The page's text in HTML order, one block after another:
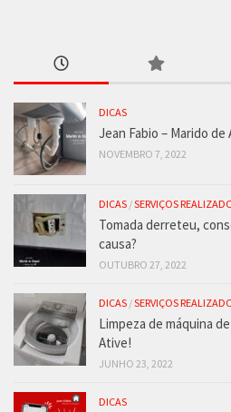
DICAS
Jean Fabio – Marido de
NOVEMBRO 7, 2022
DICAS /SERVIÇOS
Tomada derreteu,
causa?
OUTUBRO 27, 2022
DICAS /SERVIÇOS
Limpeza de máquina
Ative!
JUNHO 23, 2022
DICAS